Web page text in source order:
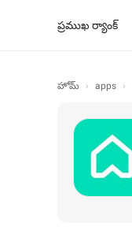
ప్రముఖ ర్యాంక్
హోమ్ › apps ›